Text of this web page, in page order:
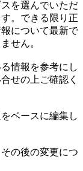
を選んでいただ
。できる限り正
について最新で
せん。
情報を参考にし
せの上ご確認く
ベースに編集し
の後の変更につ